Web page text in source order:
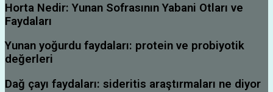
Horta Nedir: Yunan Sofrasının Yabani Otları ve
Faydaları
Yunan yoğurdu faydaları: protein ve probiyotik
değerleri
Dağ çayı faydaları: sideritis araştırmaları ne diyor